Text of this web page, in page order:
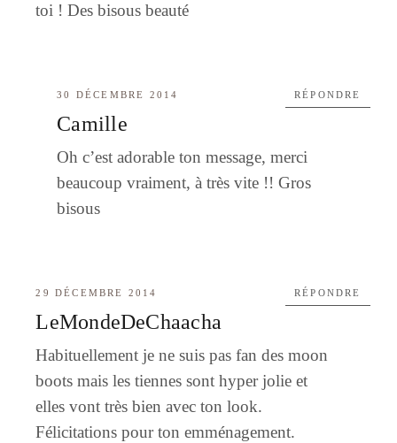
toi ! Des bisous beauté
30 DÉCEMBRE 2014
Camille
Oh c’est adorable ton message, merci
beaucoup vraiment, à très vite !! Gros
bisous
RÉPONDRE
29 DÉCEMBRE 2014
LeMondeDeChaacha
Habituellement je ne suis pas fan des moon
boots mais les tiennes sont hyper jolie et
elles vont très bien avec ton look.
Félicitations pour ton emménagement.
RÉPONDRE